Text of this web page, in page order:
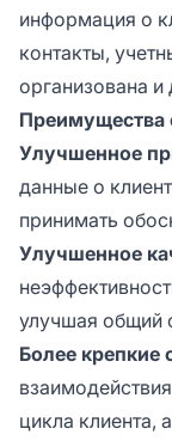
информация о
контакты,
организована и
Преимущества
Улучшенное
данные о
принимать
Улучшенное
улучшая общий
Более крепкие
цикла клиента,